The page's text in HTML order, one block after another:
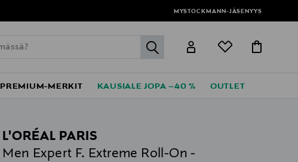
MYSTOCKMANN-JÄSENYYS
label.header.go
PREMIUM-MERKIT KAUSIALE JOPA –40 % OUTLET
L'ORÉAL PARIS
Men Expert F. Extreme Roll-On -